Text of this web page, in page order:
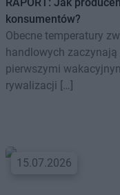
konsumentów?
Obecne temperatury
handlowych zaczynają
pierwszymi
rywalizacji […]
15.07.2026